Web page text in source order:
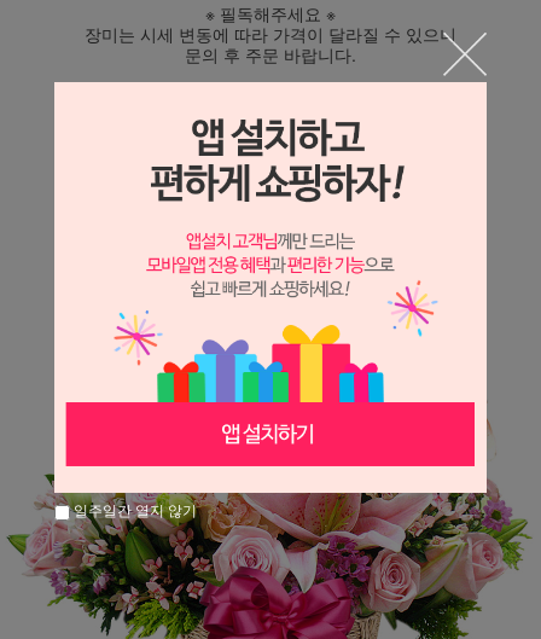
※ 필독해주세요 ※
장미는 시세 변동에 따라 가격이 달라질 수 있으니
문의 후 주문 바랍니다.
일주일간 열지 않기